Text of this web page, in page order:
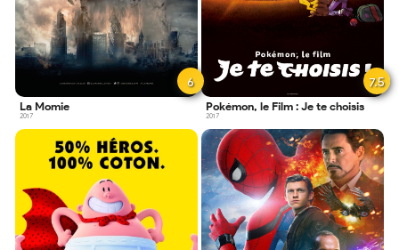
6
La Momie
2017
7.5
Pokémon, le Film : Je te choisis
2017